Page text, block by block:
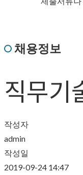
채용정보
직무기
작성자
admin
작성일
2019-09-24 14:47